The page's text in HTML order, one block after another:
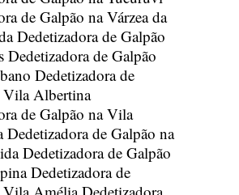
de Galpão na Várzea da
Dedetizadora de Galpão
Dedetizadora de Galpão
Dedetizadora de
Vila Albertina
de Galpão na Vila
Dedetizadora de Galpão na
Dedetizadora de Galpão
Dedetizadora de